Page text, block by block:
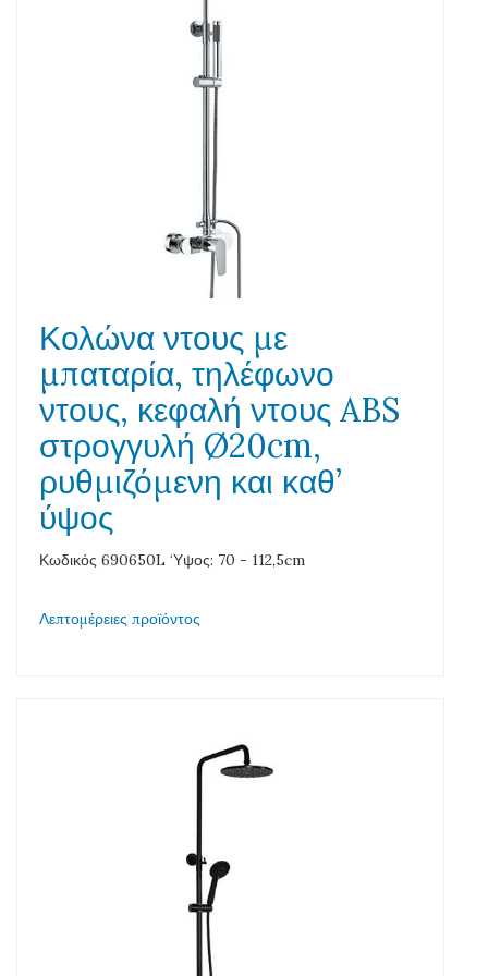
Κολώνα ντους με
μπαταρία, τηλέφωνο
ντους, κεφαλή ντους ABS
στρογγυλή Ø20cm,
ρυθμιζόμενη και καθ’
ύψος
Κωδικός 690650L ‘Υψος: 70 - 112,5cm
Λεπτομέρειες προϊόντος